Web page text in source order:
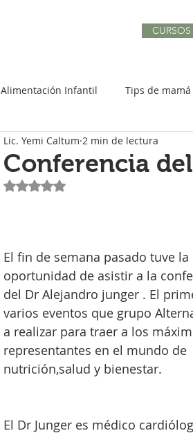
Alimentación Infantil Tips de mamá
Conferencia
Lic. Yemi Caltum 2 min de lectura
Obtuvo NaN de 5 estrellas.
El fin de semana pasado tuve la
oportunidad de asistir a la
del Dr Alejandro junger . El
varios eventos que grupo
a realizar para traer a los
representantes en el mundo de
nutrición,salud y bienestar.
El Dr Junger es médico